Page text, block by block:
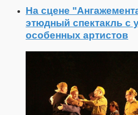
На сцене
этюдный спектакль с
особенных артистов